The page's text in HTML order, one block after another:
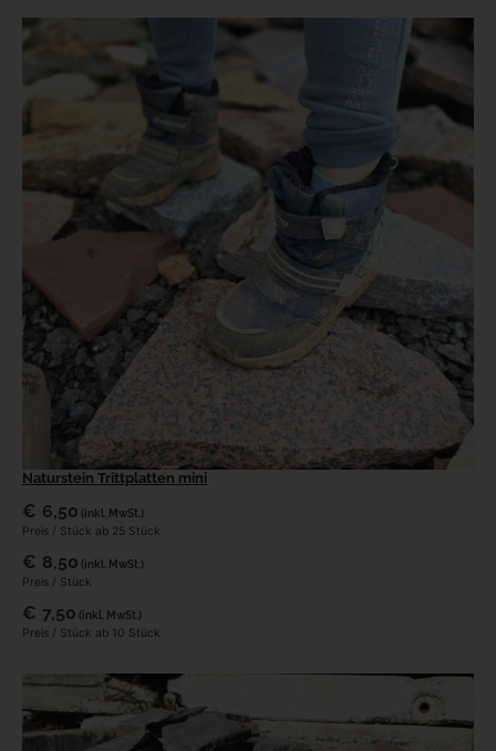
Naturstein Trittplatten mini
€ 6,50 (inkl. MwSt.)
Preis / Stück ab 25 Stück
€ 8,50 (inkl. MwSt.)
Preis / Stück
€ 7,50 (inkl. MwSt.)
Preis / Stück ab 10 Stück